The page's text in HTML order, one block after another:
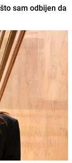
sam odbijen da